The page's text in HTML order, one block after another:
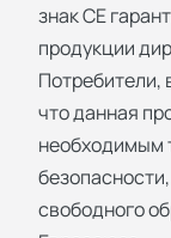
знак СЕ
продукции
Потребители,
что данная
необходимым
свободного